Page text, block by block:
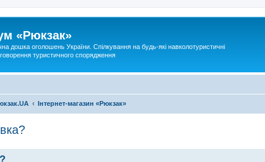
«Рюкзак»
дошка оголошень України. Спілкування на будь-які навколотуристичні
туристичного спорядження
Інтернет-магазин «Рюкзак»